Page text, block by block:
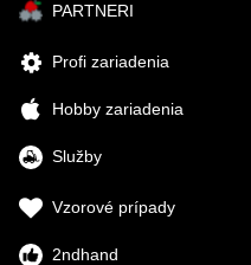
PARTNERI
Profi zariadenia
Hobby zariadenia
Služby
Vzorové prípady
2ndhand